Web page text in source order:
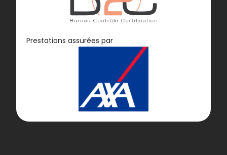
Diagnostic
Prestations assurées par